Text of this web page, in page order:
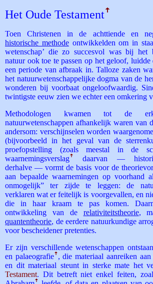
Het Oude Testamentꜛ
Toen Christenen in de achttiende en
historische methodeontwikkelden om in
wetenschap’ die zo succesvol was bij het
natuur ook toe te passen op het geloof, luidde
een periode van afbraak in. Talloze zaken
het natuurwetenschappelijke dogma van de
wonderen bij voorbaat ongeloofwaardig.
twintigste eeuw zien we echter een omkering
Methodologen kwamen tot de
natuurwetenschappen afhankelijk waren van
andersom: verschijnselen worden
(bijvoorbeeld in het geval van de
proefopstelling (zoals meestal in de
waarnemings­verslagꜛ
daarvan —
derhalve — vormt de basis voor de
aan bepaalde waarnemingen op voorhand
onmogelijk” ter zijde te leggen: de
verklaren wat er feitelijk is voorgevallen, en
die in haar kraam te pas komen.
ontwikkeling van de relativiteitstheorie,
quantentheorie, de eerdere natuurkundige
voor bescheidener pretenties.
Er zijn verschillende wetenschappen
en palaeografieꜛ , die materiaal aanreiken
en dit materiaal steunt in sterke mate het
Testament. Dit betreft niet enkel feiten,